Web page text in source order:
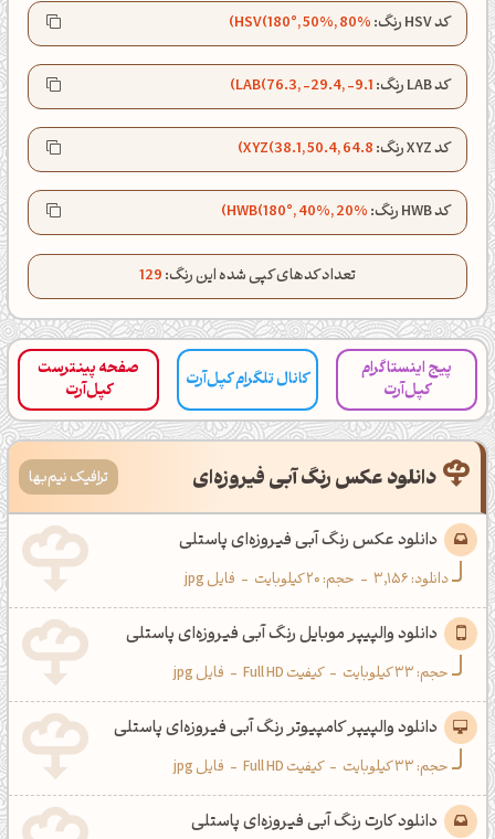
کد HSV رنگ: HSV(180°, 50%, 80%)
کد LAB رنگ: LAB(76.3, -29.4, -9.1)
کد XYZ رنگ: XYZ(38.1, 50.4, 64.8)
کد HWB رنگ: HWB(180°, 40%, 20%)
تعداد کدهای کپی شده این رنگ:129
پیج اینستاگرام
کپل‌آرت
کانال تلگرام کپل‌آرت
صفحه پینترست
کپل‌آرت
دانلود عکس رنگ آبی فیروزه‌ای
پاستلی
ترافیک نیم‌بها
دانلود عکس رنگ آبی فیروزه‌ای پاستلی
دانلود:3,156
- حجم: 20 کیلوبایت - فایل jpg
دانلود والپیپر موبایل رنگ آبی فیروزه‌ای پاستلی
حجم: 33 کیلوبایت - کیفیت Full HD - فایل jpg
دانلود والپیپر کامپیوتر رنگ آبی فیروزه‌ای پاستلی
حجم: 33 کیلوبایت - کیفیت Full HD - فایل jpg
دانلود کارت رنگ آبی فیروزه‌ای پاستلی
صبحت بخیر❤️
کپل‌آرت رو دنبال کن!
کانال تلگرام
اینستاگرام
کانال ایــتا
کانال بلـــه
اَپ اندروید اَپ ویندوز